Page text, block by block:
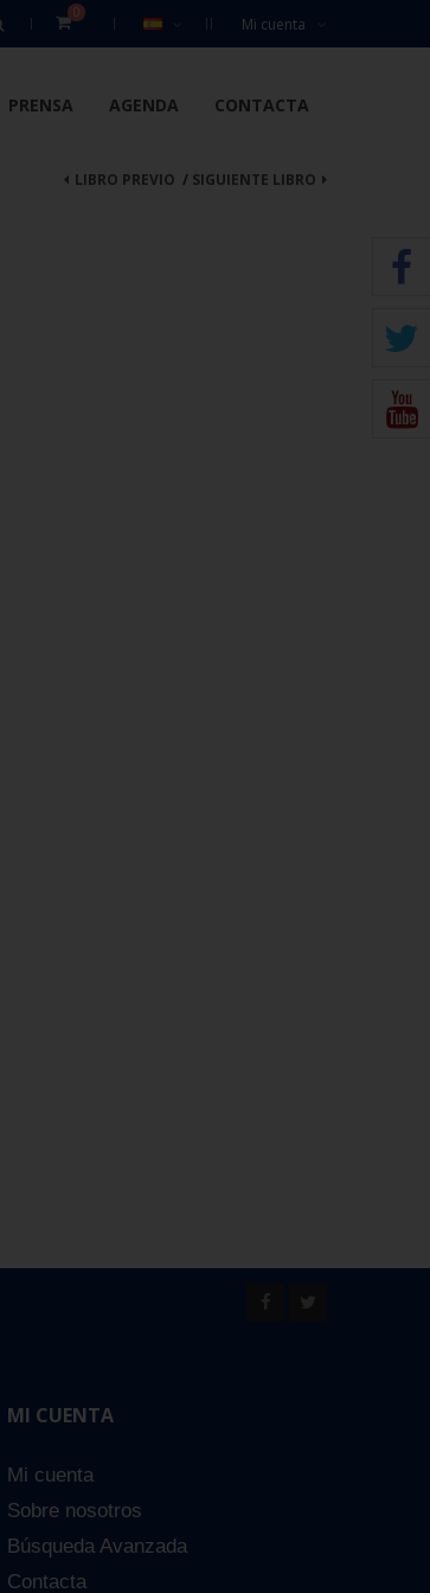
Mi cuenta
0
PRENSA AGENDA CONTACTA
SIGUIENTE LIBRO
LIBRO PREVIO /
MI CUENTA
Mi cuenta
Sobre nosotros
Búsqueda Avanzada
Contacta